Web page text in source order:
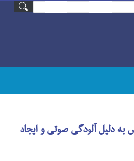
لوکس به دلیل آلودگی صوتی و ایجاد